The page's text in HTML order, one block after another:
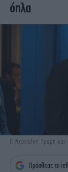
ΖΩΗ
ΓΥΝΑΙΚΑ
ΤΕΧΝΟΛΟΓΙΑ
PODCAST
iBOOKS
MEDIA
όπλα
Ο Ντόναλντ Τραμπ
Πρόσθεσε το